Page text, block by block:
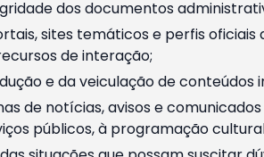
dos documentos
sites temáticos e perfis oficiais
de interação;
e da veiculação de
de notícias, avisos e
públicos, à programação